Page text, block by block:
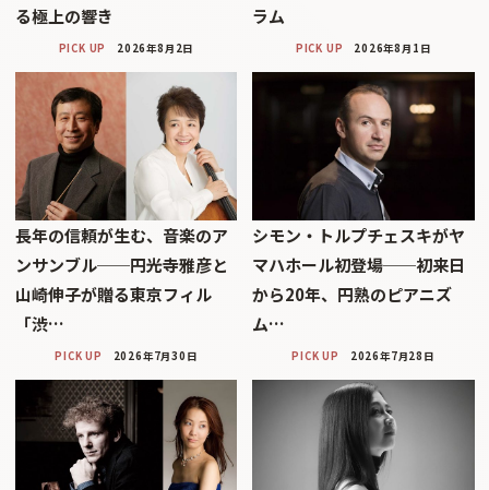
る極上の響き
PICK UP 2026年8月2日
ラム
PICK UP 2026年8月1日
長年の信頼が生む、音楽のア
ンサンブル──円光寺雅彦と
山崎伸子が贈る東京フィル
「渋…
PICK UP 2026年7月30日
シモン・トルプチェスキがヤ
マハホール初登場──初来日
から20年、円熟のピアニズ
ム…
PICK UP 2026年7月28日